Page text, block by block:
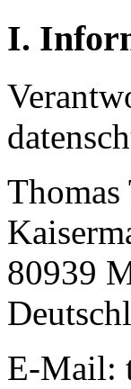
I.
Thomas
80939
E-Mail: